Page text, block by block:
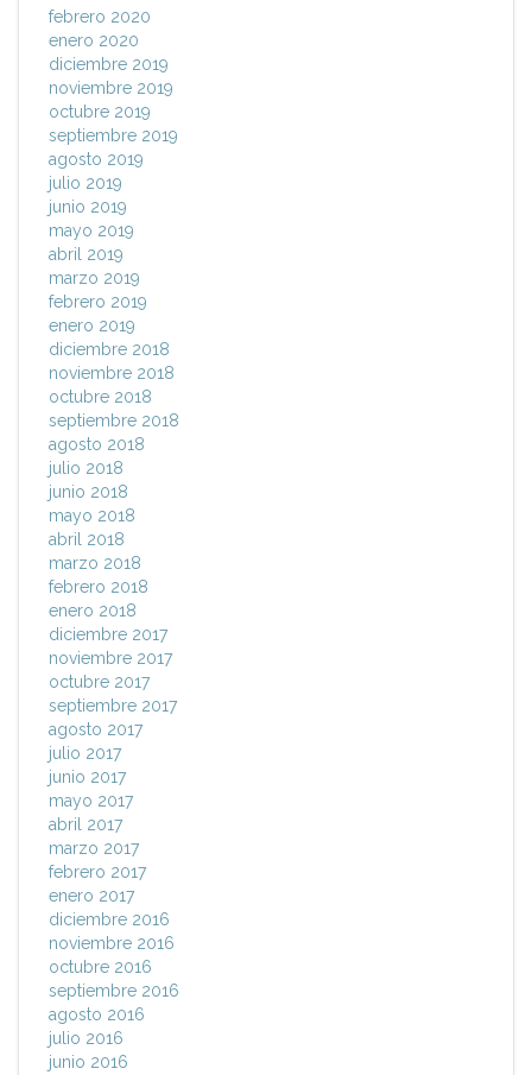
febrero 2020
enero 2020
diciembre 2019
noviembre 2019
octubre 2019
septiembre 2019
agosto 2019
julio 2019
junio 2019
mayo 2019
abril 2019
marzo 2019
febrero 2019
enero 2019
diciembre 2018
noviembre 2018
octubre 2018
septiembre 2018
agosto 2018
julio 2018
junio 2018
mayo 2018
abril 2018
marzo 2018
febrero 2018
enero 2018
diciembre 2017
noviembre 2017
octubre 2017
septiembre 2017
agosto 2017
julio 2017
junio 2017
mayo 2017
abril 2017
marzo 2017
febrero 2017
enero 2017
diciembre 2016
noviembre 2016
octubre 2016
septiembre 2016
agosto 2016
julio 2016
junio 2016